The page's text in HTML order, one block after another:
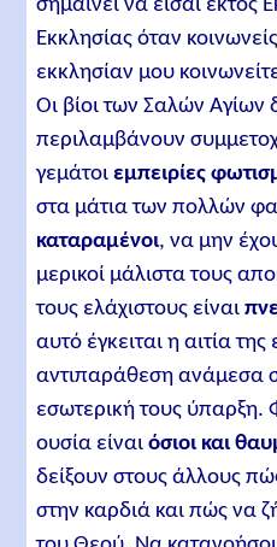
σημαίνει να είσαι εκτός
Εκκλησίας όταν
εκκλησίαν μου
Οι βίοι των Σαλών Αγίων
περιλαμβάνουν
γεμάτοιεμπειρίες
στα μάτια των πολλών
καταραμένοι, να μην
μερικοί μάλιστα τους
τους ελάχιστους είναι
αυτό έγκειται η αιτία
αντιπαράθεση ανάμεσα
εσωτερική τους ύπαρξη.
ουσία είναιόσιοι και
δείξουν στους άλλους
στην καρδιά και πώς να